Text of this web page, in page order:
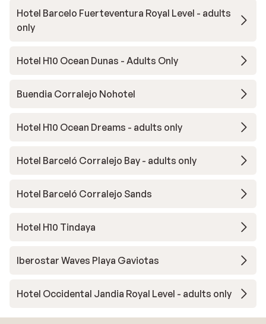
Hotel Barcelo Fuerteventura Royal Level - adults
only
Hotel H10 Ocean Dunas - Adults Only
Buendia Corralejo Nohotel
Hotel H10 Ocean Dreams - adults only
Hotel Barceló Corralejo Bay - adults only
Hotel Barceló Corralejo Sands
Hotel H10 Tindaya
Iberostar Waves Playa Gaviotas
Hotel Occidental Jandia Royal Level - adults only